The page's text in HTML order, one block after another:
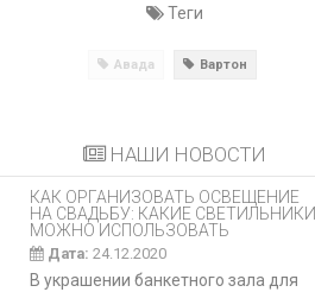
Теги
Авада Вартон
НАШИ НОВОСТИ
КАК ОРГАНИЗОВАТЬ ОСВЕЩЕНИЕ
НА СВАДЬБУ: КАКИЕ СВЕТИЛЬНИКИ
МОЖНО ИСПОЛЬЗОВАТЬ
Дата: 24.12.2020
В украшении банкетного зала для